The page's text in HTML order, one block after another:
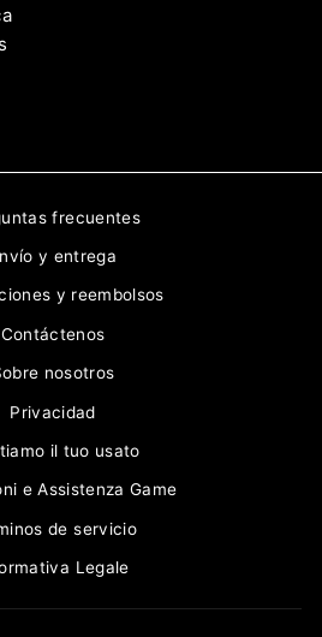
frecuentes
y entrega
y reembolsos
Contáctenos
nosotros
Privacidad
il tuo usato
e Assistenza Game
de servicio
Legale